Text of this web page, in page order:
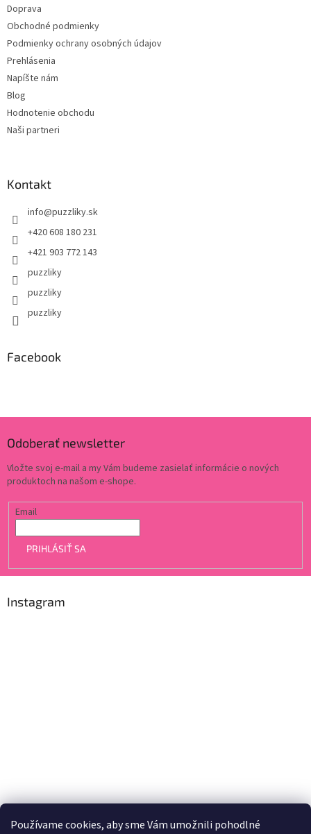
Používame cookies, aby sme Vám umožnili pohodlné
s
Doprava
Obchodné podmienky
Podmienky ochrany osobných údajov
Prehlásenia
Napíšte nám
Blog
Hodnotenie obchodu
Naši partneri
Kontakt
info@puzzliky.sk
+420 608 180 231
+421 903 772 143
puzzliky
puzzliky
puzzliky
Facebook
Odoberať newsletter
Vložte svoj e-mail a my Vám budeme zasielať informácie o nových
produktoch na našom e-shope.
Email
PRIHLÁSIŤ SA
Instagram